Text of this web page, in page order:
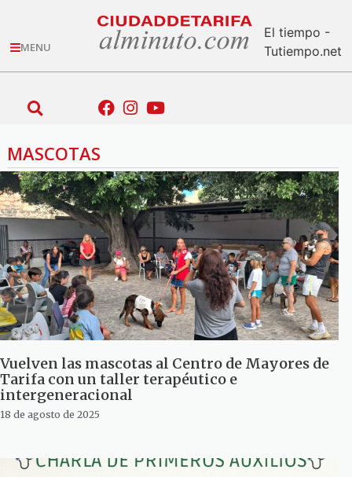
MENU
El tiempo -
Tutiempo.net
MASCOTAS
Vuelven las mascotas al Centro de Mayores de
Tarifa con un taller terapéutico e
intergeneracional
18 de agosto de 2025